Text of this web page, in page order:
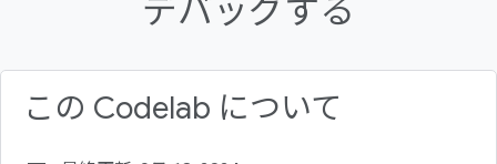
デバッグする
この Codelab について